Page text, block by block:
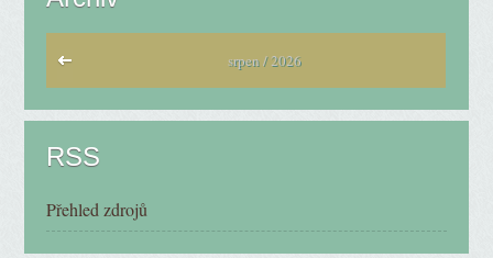
srpen / 2026
RSS
Přehled zdrojů